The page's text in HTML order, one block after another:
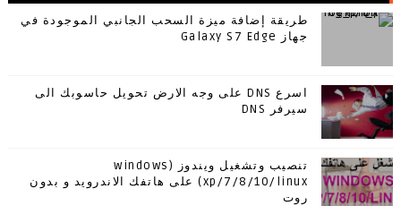
طريقة إضافة ميزة السحب الجانبي الموجودة في
جهاز Galaxy S7 Edge
اسرع DNS على وجه الارض تحويل حاسوبك الى
سيرفر DNS
تنصيب وتشغيل ويندوز (windows
xp/7/8/10/linux) على هاتفك الاندرويد و بدون
روت